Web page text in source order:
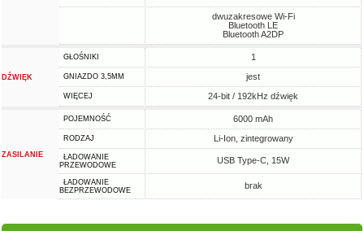
dwuzakresowe Wi-Fi
Bluetooth LE
Bluetooth A2DP
DŹWIĘK
GŁOŚNIKI 1
GNIAZDO 3,5MM jest
WIĘCEJ 24-bit / 192kHz dźwięk
ZASILANIE
POJEMNOŚĆ 6000 mAh
RODZAJ Li-Ion, zintegrowany
ŁADOWANIE
PRZEWODOWE
USB Type-C, 15W
ŁADOWANIE
BEZPRZEWODOWE
brak